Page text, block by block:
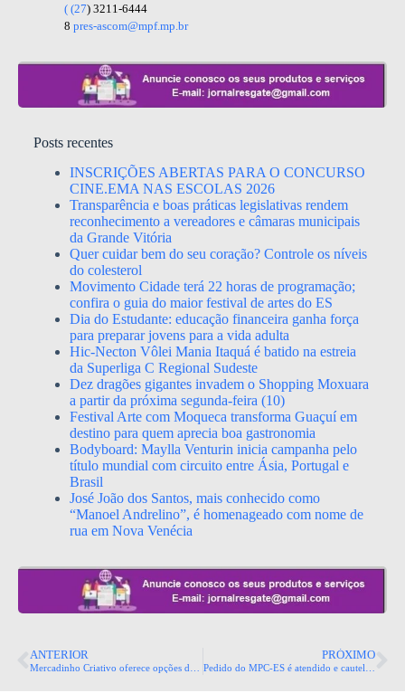
( (27) 3211-6444
8 pres-ascom@mpf.mp.br
Posts recentes
INSCRIÇÕES ABERTAS PARA O CONCURSO
CINE.EMA NAS ESCOLAS 2026
Transparência e boas práticas legislativas rendem
reconhecimento a vereadores e câmaras municipais
da Grande Vitória
Quer cuidar bem do seu coração? Controle os níveis
do colesterol
Movimento Cidade terá 22 horas de programação;
confira o guia do maior festival de artes do ES
Dia do Estudante: educação financeira ganha força
para preparar jovens para a vida adulta
Hic-Necton Vôlei Mania Itaquá é batido na estreia
da Superliga C Regional Sudeste
Dez dragões gigantes invadem o Shopping Moxuara
a partir da próxima segunda-feira (10)
Festival Arte com Moqueca transforma Guaçuí em
destino para quem aprecia boa gastronomia
Bodyboard: Maylla Venturin inicia campanha pelo
título mundial com circuito entre Ásia, Portugal e
Brasil
José João dos Santos, mais conhecido como
“Manoel Andrelino”, é homenageado com nome de
rua em Nova Venécia
ANTERIOR PRÓXIMO